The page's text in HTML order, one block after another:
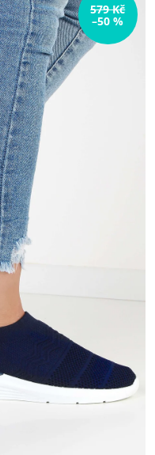
579 Kč
–50 %